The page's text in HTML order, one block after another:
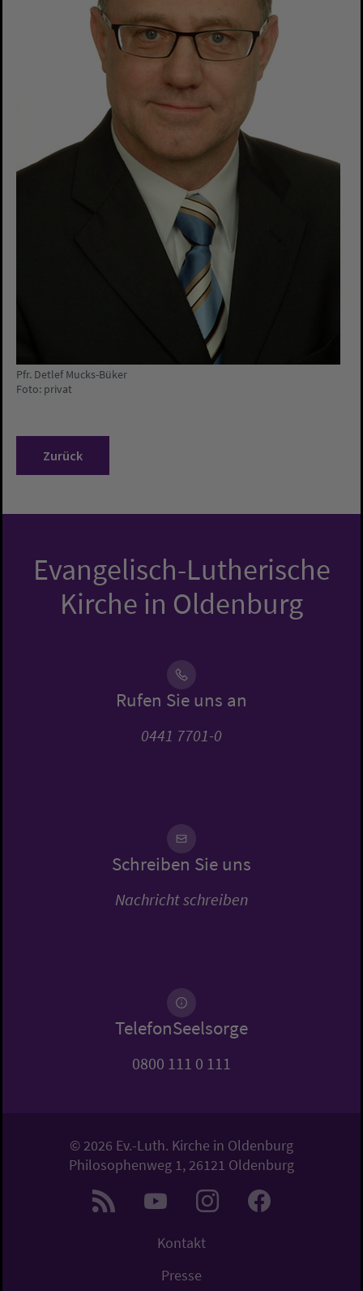
Pfr. Detlef Mucks-Büker
Foto: privat
Zurück
Evangelisch-Lutherische
Kirche in Oldenburg
Rufen Sie uns an
0441 7701-0
Schreiben Sie uns
Nachricht schreiben
TelefonSeelsorge
0800 111 0 111
© 2026 Ev.-Luth. Kirche in Oldenburg
Philosophenweg 1, 26121 Oldenburg
Kontakt
Presse